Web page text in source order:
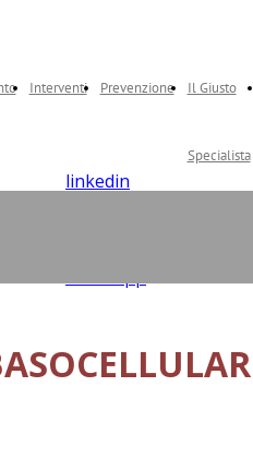
Interventi Prevenzione Il Giusto
Specialista
linkedin